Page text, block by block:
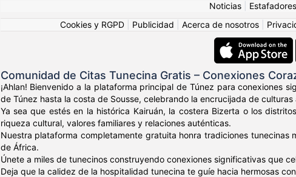
Noticias Estafadores
Cookies y RGPD
Publicidad Acerca de nosotros
Comunidad de Citas Tunecina Gratis – Conexiones
¡Ahlan! Bienvenido a la plataforma principal de Túnez para conexiones
de Túnez hasta la costa de Sousse, celebrando la encrucijada de
Ya sea que estés en la histórica Kairuán, la costera Bizerta o los
riqueza cultural, valores familiares y relaciones auténticas.
Nuestra plataforma completamente gratuita honra tradiciones
de África.
Únete a miles de tunecinos construyendo conexiones significativas que
Deja que la calidez de la hospitalidad tunecina te guíe hacia hermosas